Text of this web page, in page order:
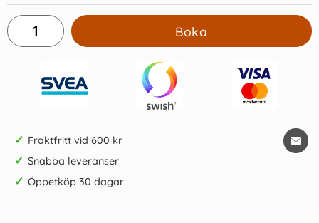
Boka
✓ Fraktfritt vid 600 kr
✓ Snabba leveranser
✓ Öppetköp 30 dagar